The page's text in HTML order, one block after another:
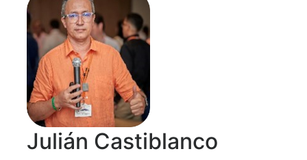
Julián Castiblanco